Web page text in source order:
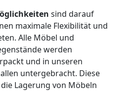
sind darauf
maximale Flexibilität und
Alle Möbel und
werden
und in unseren
untergebracht. Diese
Lagerung von Möbeln